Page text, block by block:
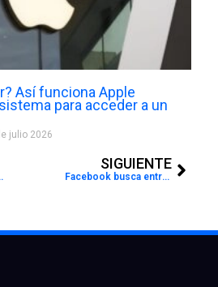
Así funciona Apple
para acceder a un
julio 2026
Cloud Sales
SIGUIENTE
Facebook busca entregar beneficios a 600 PYMES argentinas